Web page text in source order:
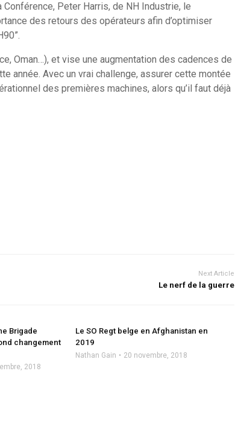
Peter Harris, de NH Industrie, le
des retours des opérateurs afin d’optimiser
Oman…), et vise une augmentation des cadences de
année. Avec un vrai challenge, assurer cette montée
des premières machines, alors qu’il faut déjà
Next Article
Le nerf de la guerre
Brigade
changement
2018
Le SO Regt belge en Afghanistan en
2019
Nathan Gain 20 novembre, 2018